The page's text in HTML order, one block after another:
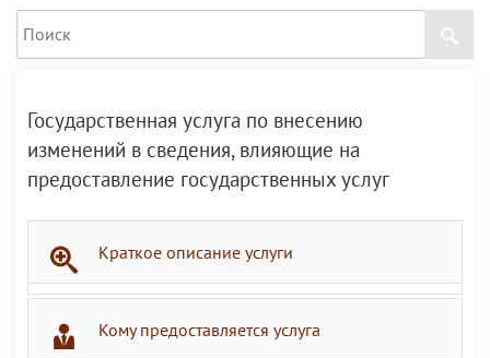
Государственная услуга по внесению
изменений в сведения, влияющие на
предоставление государственных услуг
Краткое описание услуги
Кому предоставляется услуга